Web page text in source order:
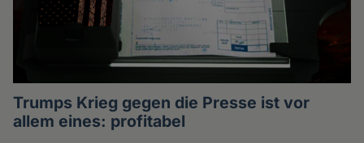
Trumps Krieg gegen die Presse ist vor
allem eines: profitabel